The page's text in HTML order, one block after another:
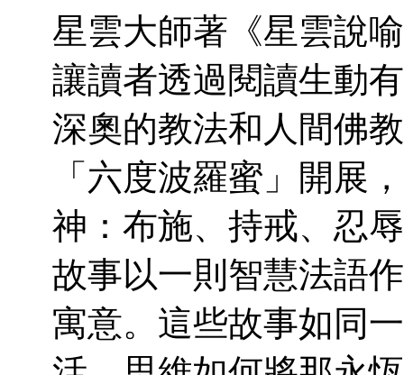
星雲大師著《星雲說
讓讀者透過閱讀生動
深奧的教法和人間佛
「六度波羅蜜」開展
神：布施、持戒、忍
故事以一則智慧法語
寓意。這些故事如同